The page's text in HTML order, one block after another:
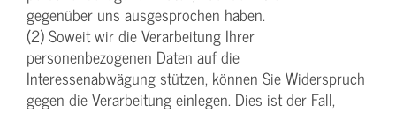
gegenüber uns ausgesprochen haben.
(2) Soweit wir die Verarbeitung Ihrer
personenbezogenen Daten auf die
Interessenabwägung stützen, können Sie Widerspruch
gegen die Verarbeitung einlegen. Dies ist der Fall,